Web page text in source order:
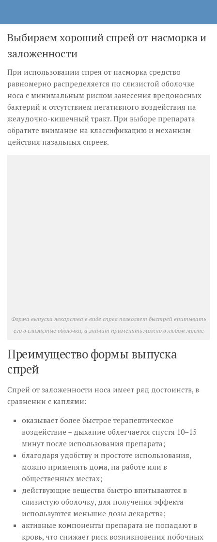
Выбираем хороший спрей от насморка и
заложенности
При использовании спрея от насморка средство
равномерно распределяется по слизистой оболочке
носа с минимальным риском занесения вредоносных
бактерий и отсутствием негативного воздействия на
желудочно-кишечный тракт. При выборе препарата
обратите внимание на классификацию и механизм
действия назальных спреев.
Форма выпуска лекарства в виде спрея позволяет быстрей впитывать
его в слизистые оболочки, а значит применять можно в любом месте
Преимущество формы выпуска
спрей
Спрей от заложенности носа имеет ряд достоинств, в
сравнении с каплями:
оказывает более быстрое терапевтическое
воздействие – дыхание облегчается спустя 10–15
минут после использования препарата;
благодаря удобству и простоте использования,
можно применять дома, на работе или в
общественных местах;
действующие вещества быстро впитываются в
слизистую оболочку, для получения эффекта
используются меньшие дозы лекарства;
активные компоненты препарата не попадают в
кровь, что снижает риск возникновения побочных